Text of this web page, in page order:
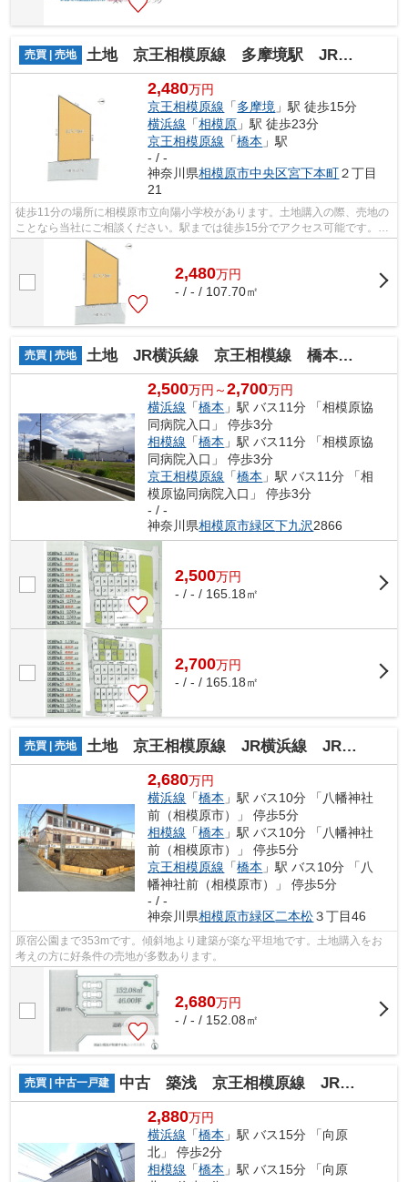
売買 | 売地 土地 京王相模原線 多摩境駅 JR横浜線 相模原駅
2,480万円
京王相模原線 「多摩境 」駅 徒歩15分
横浜線 「相模原 」駅 徒歩23分
京王相模原線 「橋本 」駅
- / -
神奈川県相模原市中央区宮下本町２丁目
21
徒歩11分の場所に相模原市立向陽小学校があります。土地購入の際、売地の
ことなら当社にご相談ください。駅までは徒歩15分でアクセス可能です。ア
ップダウンの少ない平坦地です。
2,480万円
- / - / 107.70㎡
売買 | 売地 土地 JR横浜線 京王相模線 橋本駅 下九沢
2,500万円～2,700万円
横浜線 「橋本 」駅 バス11分 「相模原協
同病院入口」 停歩3分
相模線 「橋本 」駅 バス11分 「相模原協
同病院入口」 停歩3分
京王相模原線 「橋本 」駅 バス11分 「相
模原協同病院入口」 停歩3分
- / -
神奈川県相模原市緑区下九沢2866
2,500万円
- / - / 165.18㎡
2,700万円
- / - / 165.18㎡
売買 | 売地 土地 京王相模原線 JR横浜線 JR相模線 橋本駅 二本松3丁目
2,680万円
横浜線 「橋本 」駅 バス10分 「八幡神社
前（相模原市）」 停歩5分
相模線 「橋本 」駅 バス10分 「八幡神社
前（相模原市）」 停歩5分
京王相模原線 「橋本 」駅 バス10分 「八
幡神社前（相模原市）」 停歩5分
- / -
神奈川県相模原市緑区二本松３丁目46
原宿公園まで353mです。傾斜地より建築が楽な平坦地です。土地購入をお
考えの方に好条件の売地が多数あります。
2,680万円
- / - / 152.08㎡
売買 | 中古一戸建 中古 築浅 京王相模原線 JR横浜線 橋本駅 向原１
2,880万円
横浜線 「橋本 」駅 バス15分 「向原
北」 停歩2分
相模線 「橋本 」駅 バス15分 「向原